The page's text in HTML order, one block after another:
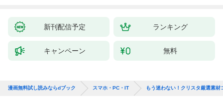
新刊配信予定 ランキング
キャンペーン 無料
漫画無料試し読みならdブック スマホ・PC・IT もう迷わない！クリスタ厳選素材